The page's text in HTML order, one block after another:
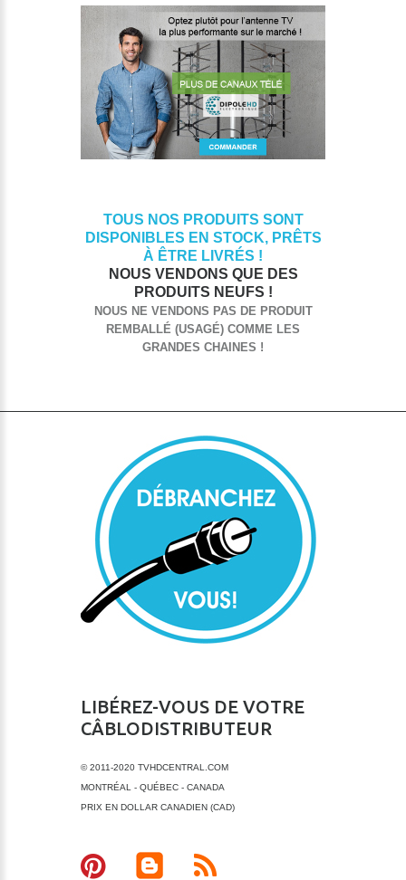
TOUS NOS PRODUITS SONT
DISPONIBLES EN STOCK, PRÊTS
À ÊTRE LIVRÉS !
NOUS VENDONS QUE DES
PRODUITS NEUFS !
NOUS NE VENDONS PAS DE PRODUIT
REMBALLÉ (USAGÉ) COMME LES
GRANDES CHAINES !
LIBÉREZ-VOUS DE VOTRE
CÂBLODISTRIBUTEUR
© 2011-2020 TVHDCENTRAL.COM
MONTRÉAL - QUÉBEC - CANADA
PRIX EN DOLLAR CANADIEN (CAD)